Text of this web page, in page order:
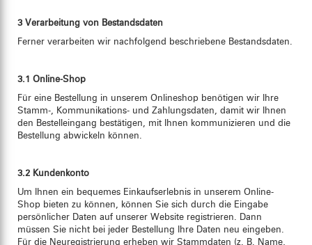
3 Verarbeitung von Bestandsdaten
Ferner verarbeiten wir nachfolgend beschriebene Bestandsdaten.
3.1 Online-Shop
Für eine Bestellung in unserem Onlineshop benötigen wir Ihre
Stamm-, Kommunikations- und Zahlungsdaten, damit wir Ihnen
den Bestelleingang bestätigen, mit Ihnen kommunizieren und die
Bestellung abwickeln können.
3.2 Kundenkonto
Um Ihnen ein bequemes Einkaufserlebnis in unserem Online-
Shop bieten zu können, können Sie sich durch die Eingabe
persönlicher Daten auf unserer Website registrieren. Dann
müssen Sie nicht bei jeder Bestellung Ihre Daten neu eingeben.
Für die Neuregistrierung erheben wir Stammdaten (z. B. Name,